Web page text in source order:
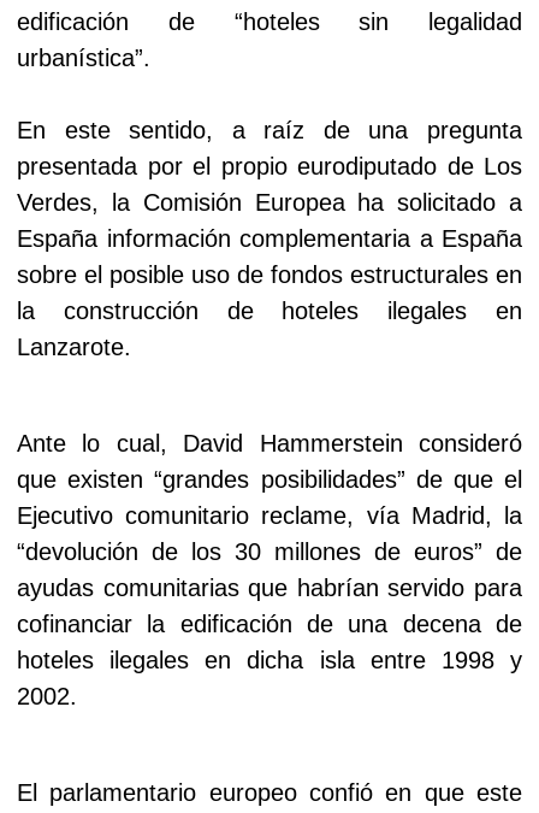
edificación de “hoteles sin legalidad
urbanística”.
En este sentido, a raíz de una pregunta
presentada por el propio eurodiputado de Los
Verdes, la Comisión Europea ha solicitado a
España información complementaria a España
sobre el posible uso de fondos estructurales en
la construcción de hoteles ilegales en
Lanzarote.
Ante lo cual, David Hammerstein consideró
que existen “grandes posibilidades” de que el
Ejecutivo comunitario reclame, vía Madrid, la
“devolución de los 30 millones de euros” de
ayudas comunitarias que habrían servido para
cofinanciar la edificación de una decena de
hoteles ilegales en dicha isla entre 1998 y
2002.
El parlamentario europeo confió en que este